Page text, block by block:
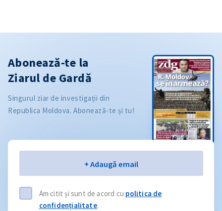
Abonează-te la
Ziarul de Gardă
Singurul ziar de investigații din
Republica Moldova. Abonează-te și tu!
+ Adaugă email
Am citit și sunt de acord cu politica de
confidențialitate.